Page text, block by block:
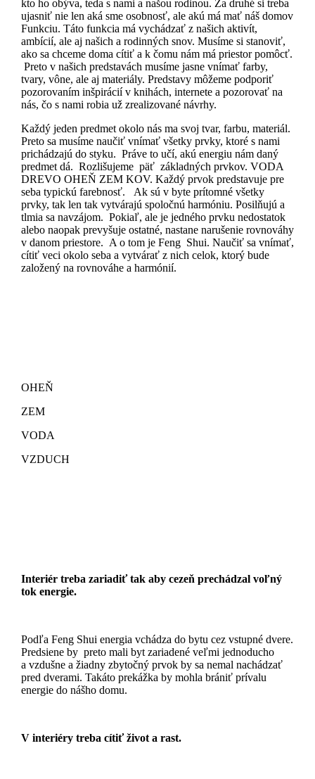
kto ho obýva, teda s nami a našou rodinou. Za druhé si treba
ujasniť nie len aká sme osobnosť, ale akú má mať náš domov
Funkciu. Táto funkcia má vychádzať z našich aktivít,
ambícií, ale aj našich a rodinných snov. Musíme si stanoviť,
ako sa chceme doma cítiť a k čomu nám má priestor pomôcť.
Preto v našich predstavách musíme jasne vnímať farby,
tvary, vône, ale aj materiály. Predstavy môžeme podporiť
pozorovaním inšpirácií v knihách, internete a pozorovať na
nás, čo s nami robia už zrealizované návrhy.
Každý jeden predmet okolo nás ma svoj tvar, farbu, materiál.
Preto sa musíme naučiť vnímať všetky prvky, ktoré s nami
prichádzajú do styku. Práve to učí, akú energiu nám daný
predmet dá. Rozlišujeme päť základných prvkov. VODA
DREVO OHEŇ ZEM KOV. Každý prvok predstavuje pre
seba typickú farebnosť. Ak sú v byte prítomné všetky
prvky, tak len tak vytvárajú spoločnú harmóniu. Posilňujú a
tlmia sa navzájom. Pokiaľ, ale je jedného prvku nedostatok
alebo naopak prevyšuje ostatné, nastane narušenie rovnováhy
v danom priestore. A o tom je Feng Shui. Naučiť sa vnímať,
cítiť veci okolo seba a vytvárať z nich celok, ktorý bude
založený na rovnováhe a harmónií.
OHEŇ
ZEM
VODA
VZDUCH
Interiér treba zariadiť tak aby cezeň prechádzal voľný
tok energie.
Podľa Feng Shui energia vchádza do bytu cez vstupné dvere.
Predsiene by preto mali byt zariadené veľmi jednoducho
a vzdušne a žiadny zbytočný prvok by sa nemal nachádzať
pred dverami. Takáto prekážka by mohla brániť prívalu
energie do nášho domu.
V interiéry treba cítiť život a rast.